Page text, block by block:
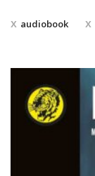
audiobook